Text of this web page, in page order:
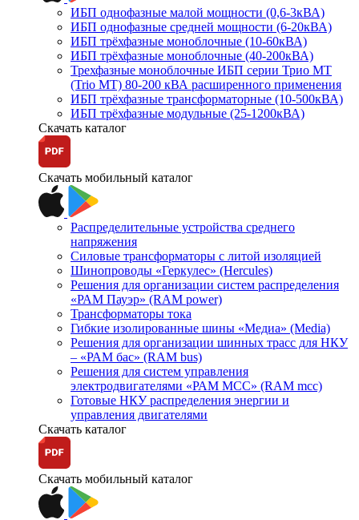
ИБП однофазные малой мощности (0,6-3кВА)
ИБП однофазные средней мощности (6-20кВА)
ИБП трёхфазные моноблочные (10-60кВА)
ИБП трёхфазные моноблочные (40-200кВА)
Трехфазные моноблочные ИБП серии Трио МТ
(Trio MT) 80-200 кВА расширенного применения
ИБП трёхфазные трансформаторные (10-500кВА)
ИБП трёхфазные модульные (25-1200кВА)
Скачать каталог
Скачать мобильный каталог
Распределительные устройства среднего
напряжения
Силовые трансформаторы с литой изоляцией
Шинопроводы «Геркулес» (Hercules)
Решения для организации систем распределения
«РАМ Пауэр» (RAM power)
Трансформаторы тока
Гибкие изолированные шины «Медиа» (Media)
Решения для организации шинных трасс для НКУ
– «РАМ бас» (RAM bus)
Решения для систем управления
электродвигателями «РАМ МСС» (RAM mcc)
Готовые НКУ распределения энергии и
управления двигателями
Скачать каталог
Скачать мобильный каталог